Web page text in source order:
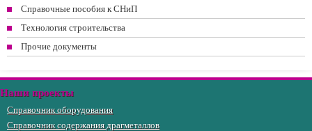
Справочные пособия к СНиП
Технология строительства
Прочие документы
Наши проекты
Справочник оборудования
Справочник содержания драгметаллов